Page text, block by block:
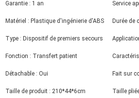
Garantie : 1 an Service
Matériel : Plastique d'ingénierie d'ABS Durée de
Type : Dispositif de premiers secours
Fonction : Transfert patient
Détachable : Oui Fait sur
Taille de produit : 210*44*6cm Taille